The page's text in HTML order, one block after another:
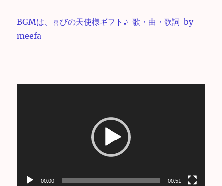
BGMは、喜びの天使様ギフト♪ 歌・曲・歌詞 by
meefa
00:00 00:51